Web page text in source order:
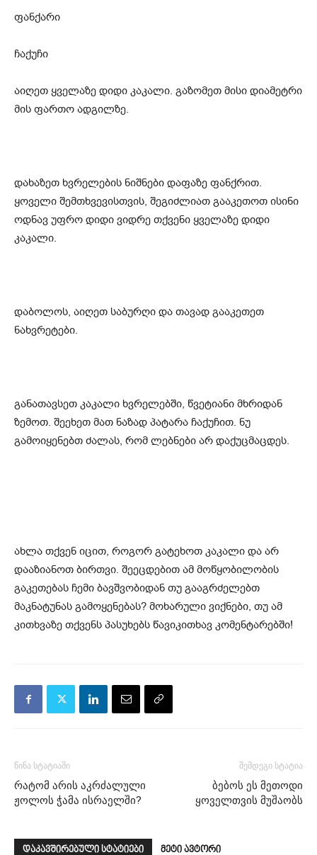
ფანქარი
ჩაქუჩი
აიღეთ ყველაზე დიდი კაკალი. გაზომეთ მისი დიამეტრი
მის ფართო ადგილზე.
დახაზეთ ხვრელების ნიშნები დაფაზე ფანქრით.
ყოველი შემთხვევისთვის, შეგიძლიათ გააკეთოთ ისინი
ოდნავ უფრო დიდი ვიდრე თქვენი ყველაზე დიდი
კაკალი.
დაბოლოს, აიღეთ საბურღი და თავად გააკეთეთ
ნახვრეტები.
განათავსეთ კაკალი ხვრელებში, წვეტიანი მხრიდან
ზემოთ. შეეხეთ მათ ნაზად პატარა ჩაქუჩით. ნუ
გამოიყენებთ ძალას, რომ ლებნები არ დაქუცმაცდეს.
ახლა თქვენ იცით, როგორ გატეხოთ კაკალი და არ
დააზიანოთ ბირთვი. შეეცდებით ამ მოწყობილობის
გაკეთებას ჩემი ბავშვობიდან თუ გააგრძელებთ
მაკნატუნას გამოყენებას? მოხარული ვიქნები, თუ ამ
კითხვაზე თქვენს პასუხებს წავიკითხავ კომენტარებში!
წინა სტატიაში
რატომ არის აკრძალული
ჟოლოს ჭამა ისრაელში?
შემდეგი სტატია
ბებოს ეს მეთოდი
ყოველთვის მუშაობს
დაკავშირებული სტატიები მეტი ავტორი